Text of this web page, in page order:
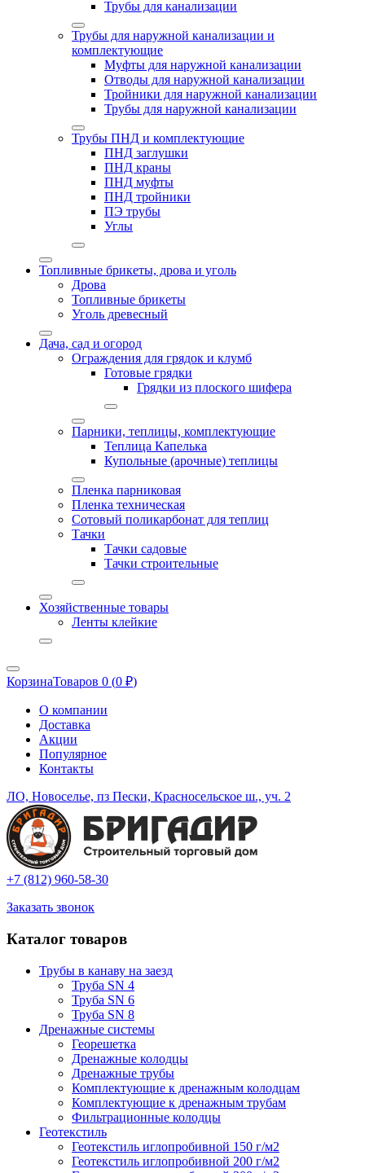
Трубы для канализации
Трубы для наружной канализации и
комплектующие
Муфты для наружной канализации
Отводы для наружной канализации
Тройники для наружной канализации
Трубы для наружной канализации
Трубы ПНД и комплектующие
ПНД заглушки
ПНД краны
ПНД муфты
ПНД тройники
ПЭ трубы
Углы
Топливные брикеты, дрова и уголь
Дрова
Топливные брикеты
Уголь древесный
Дача, сад и огород
Ограждения для грядок и клумб
Готовые грядки
Грядки из плоского шифера
Парники, теплицы, комплектующие
Теплица Капелька
Купольные (арочные) теплицы
Пленка парниковая
Пленка техническая
Сотовый поликарбонат для теплиц
Тачки
Тачки садовые
Тачки строительные
Хозяйственные товары
Ленты клейкие
КорзинаТоваров 0 (0 ₽)
О компании
Доставка
Акции
Популярное
Контакты
ЛО, Новоселье, пз Пески, Красносельское ш., уч. 2
+7 (812) 960-58-30
Заказать звонок
Каталог товаров
Трубы в канаву на заезд
Труба SN 4
Труба SN 6
Труба SN 8
Дренажные системы
Георешетка
Дренажные колодцы
Дренажные трубы
Комплектующие к дренажным колодцам
Комплектующие к дренажным трубам
Фильтрационные колодцы
Геотекстиль
Геотекстиль иглопробивной 150 г/м2
Геотекстиль иглопробивной 200 г/м2